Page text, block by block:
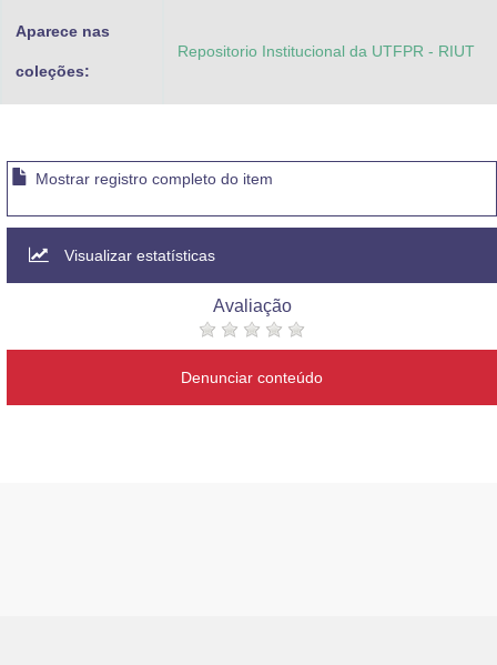
Aparece nas
coleções:
Repositorio Institucional da UTFPR - RIUT
Mostrar registro completo do item
Visualizar estatísticas
Avaliação
Denunciar conteúdo